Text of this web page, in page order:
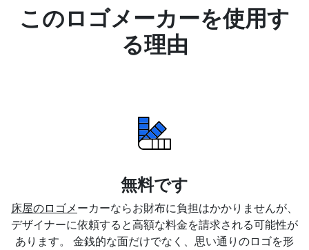
このロゴメーカーを使用す
る理由
無料です
床屋のロゴメ ーカーならお財布に負担はかかりませんが、
デザイナーに依頼すると高額な料金を請求される可能性が
あります。 金銭的な面だけでなく、思い通りのロゴを形